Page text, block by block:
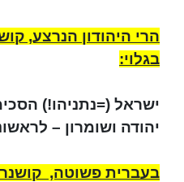
הרי היהודון הנרצע,
בגלוי:
ישראל (=נתניהו!)
יהודה ושומרון –
בעברית פשוטה, קושנר